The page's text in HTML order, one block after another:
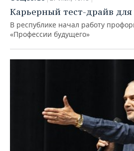
Карьерный тест-драйв
В республике начал работу
«Профессии будущего»